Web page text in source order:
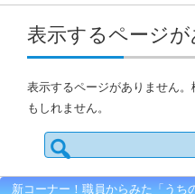
表示するページ
表示するページがありません
もしれません。
検
索:
新コーナー！職員からみた「うち